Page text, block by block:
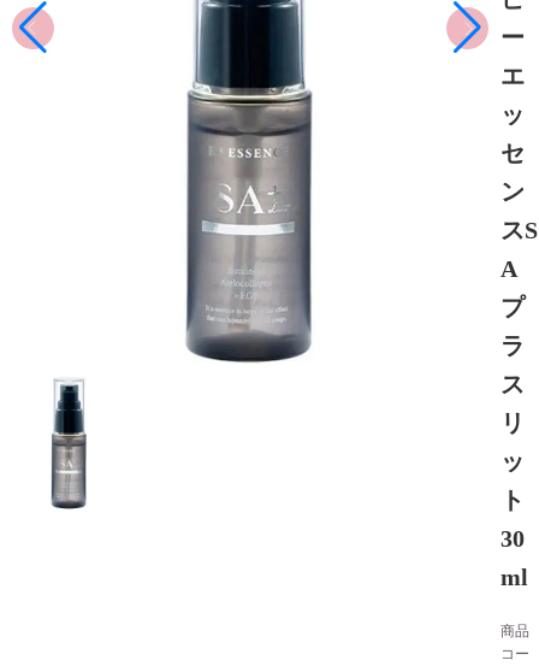
ー
エ
ッ
セ
ン
スS
A
プ
ラ
ス
リ
ッ
ト
30
ml
商品
コー